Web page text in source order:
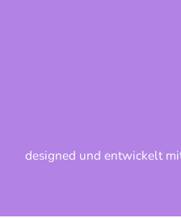
designed und entwickelt